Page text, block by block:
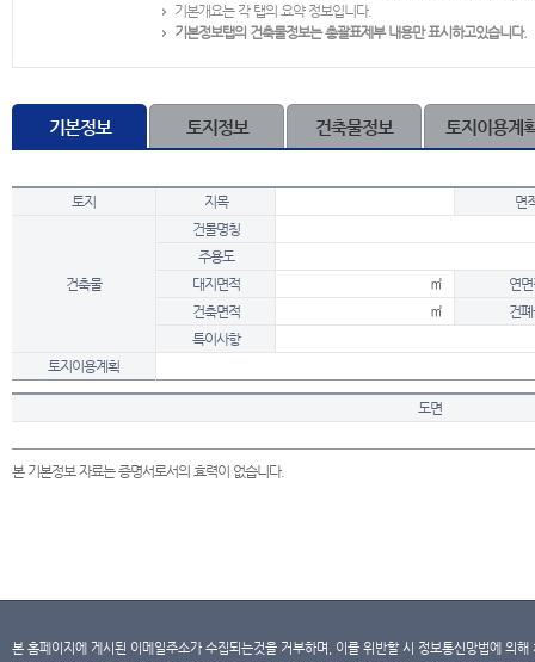
기본개요는 각 탭의 요약 정보입니다.
기본정보탭의 건축물정보는 총괄표제부 내용만 표시하고있습니다.
기본정보 토지정보 건축물정보 토지이용계
토지 지목 면
건축물
건물명칭
주용도
대지면적
㎡
연
건축면적
㎡
건
특이사항
토지이용계획
도면
본 기본정보 자료는 증명서로서의 효력이 없습니다.
본 홈페이지에 게시된 이메일주소가 수집되는것을 거부하며, 이를 위반할 시 정보통신망법에 의